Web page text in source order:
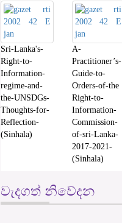
Sri-Lanka's-
Right-to-
Information-
regime-and-
the-UNSDGs-
Thoughts-for-
Reflection-
(Sinhala)
A-
Practitioner’s-
Guide-to-
Orders-of-the
Right-to-
Information-
Commission-
of-sri-Lanka-
2017-2021-
(Sinhala)
වැදගත් නිවේදන